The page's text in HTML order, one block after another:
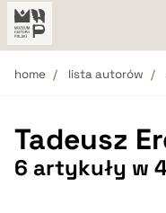
home lista autorów
Tadeusz
6 artykuły w